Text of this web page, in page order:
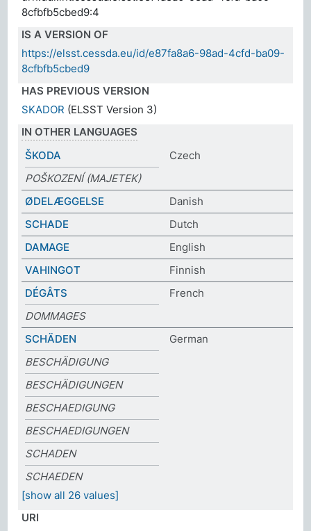
8cfbfb5cbed9:4
IS A VERSION OF
https://elsst.cessda.eu/id/e87fa8a6-98ad-4cfd-ba09-
8cfbfb5cbed9
HAS PREVIOUS VERSION
SKADOR (ELSST Version 3)
IN OTHER LANGUAGES
ŠKODA
Czech
POŠKOZENÍ (MAJETEK)
ØDELÆGGELSE
Danish
SCHADE
Dutch
DAMAGE
English
VAHINGOT
Finnish
DÉGÂTS
French
DOMMAGES
SCHÄDEN
German
BESCHÄDIGUNG
BESCHÄDIGUNGEN
BESCHAEDIGUNG
BESCHAEDIGUNGEN
SCHADEN
SCHAEDEN
[show all 26 values]
URI